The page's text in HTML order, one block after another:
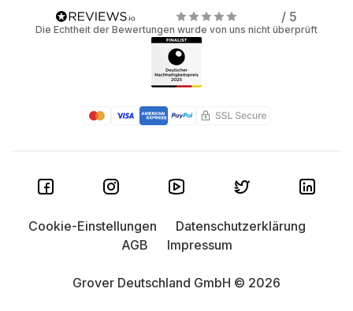
/ 5
Die Echtheit der Bewertungen wurde von uns nicht überprüft
Grover Deutschland GmbH © 2026
Cookie-Einstellungen
Datenschutzerklärung
AGB
Impressum